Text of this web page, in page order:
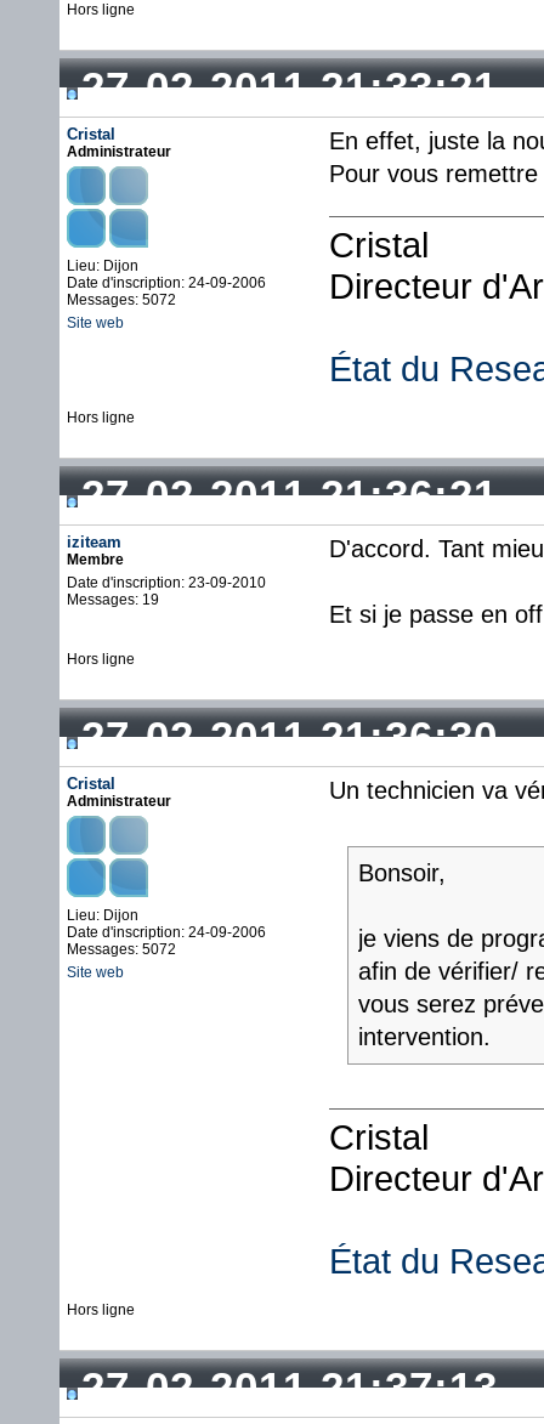
Hors ligne
27-02-2011 21:33:21
Cristal
Administrateur
Lieu: Dijon
Date d'inscription: 24-09-2006
Messages: 5072
Site web
En effet, juste la
Pour vous
Cristal
Directeur
État du
Hors ligne
27-02-2011 21:36:21
iziteam
Membre
Date d'inscription: 23-09-2010
Messages: 19
D'accord. Tant
Et si je passe en
Hors ligne
27-02-2011 21:36:30
Cristal
Administrateur
Lieu: Dijon
Date d'inscription: 24-09-2006
Messages: 5072
Site web
Un technicien va
Bonsoir,
je viens de
afin de vérifier/
vous serez
intervention.
Cristal
Directeur
État du
Hors ligne
27-02-2011 21:37:13